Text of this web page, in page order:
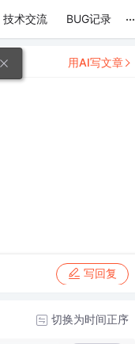
技术交流 BUG记录 ...
写回复
用AI写文章
切换为时间正序